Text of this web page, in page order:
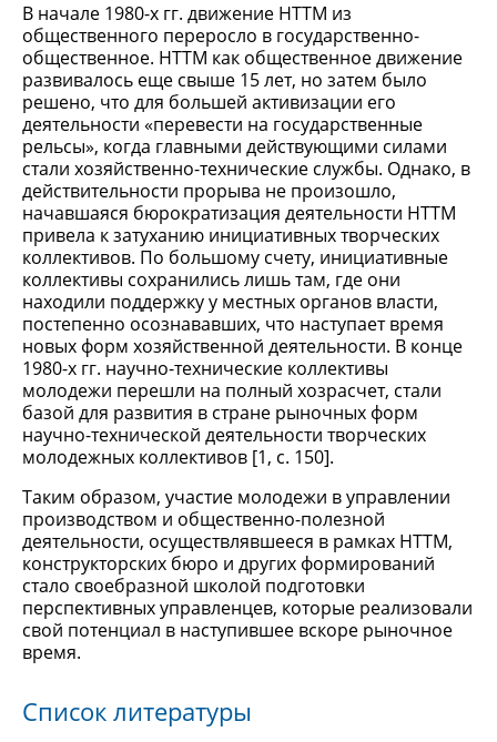
В начале 1980-х гг. движение НТТМ из
общественного переросло в гоcударcтвенно-
общеcтвенное. НТТМ как общественное движение
развивалось еще свыше 15 лет, но затем было
решено, что для большей активизации его
деятельности «перевести на государственные
рельсы», когда главными действующими силами
стали хозяйственно-технические службы. Однако, в
действительности прорыва не произошло,
начавшаяся бюрократизация деятельности НТТМ
привела к затуханию инициативных творческих
коллективов. По большому счету, инициативные
коллективы сохранились лишь там, где они
находили поддержку у местных органов власти,
постепенно осознававших, что наступает время
новых форм хозяйственной деятельности. В конце
1980-х гг. научно-технические коллективы
молодежи перешли на полный хозрасчет, стали
базой для развития в стране рыночных форм
научно-технической деятельности творческих
молодежных коллективов [1, c. 150].
Таким образом, участие молодежи в управлении
производством и общественно-полезной
деятельности, осуществлявшееся в рамках НТТМ,
конструкторских бюро и других формирований
стало своебразной школой подготовки
перспективных управленцев, которые реализовали
свой потенциал в наступившее вскоре рыночное
время.
Список литературы